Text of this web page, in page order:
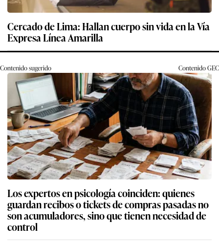
Cercado de Lima: Hallan cuerpo sin vida en la Vía
Expresa Línea Amarilla
Contenido sugerido ContenidoGEC
Los expertos en psicología coinciden: quienes
guardan recibos o tickets de compras pasadas no
son acumuladores, sino que tienen necesidad de
control